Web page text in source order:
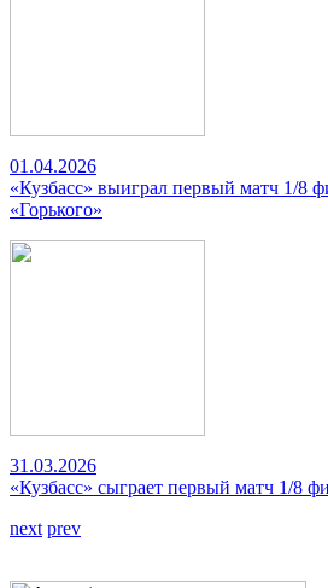
01.04.2026
«Кузбасс» выиграл первый матч 1/8
«Горького»
31.03.2026
«Кузбасс» сыграет первый матч 1/8
next prev